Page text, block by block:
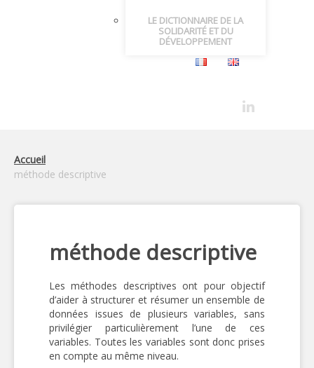
LE DICTIONNAIRE DE LA
SOLIDARITÉ ET DU
DÉVELOPPEMENT
Accueil
méthode descriptive
méthode descriptive
Les méthodes descriptives ont pour objectif
d’aider à structurer et résumer un ensemble de
données issues de plusieurs variables, sans
privilégier particulièrement l’une de ces
variables. Toutes les variables sont donc prises
en compte au même niveau.